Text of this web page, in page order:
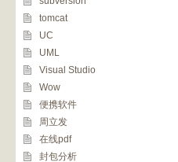
tomcat
UC
UML
Visual Studio
Wow
便携软件
周立发
在线pdf
封包分析